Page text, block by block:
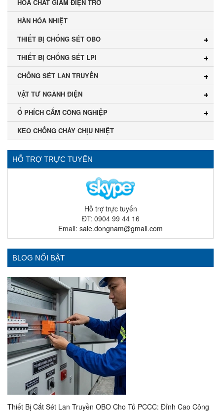
HÓA CHẤT GIẢM ĐIỆN TRỞ
HÀN HÓA NHIỆT
THIẾT BỊ CHỐNG SÉT OBO
THIẾT BỊ CHỐNG SÉT LPI
CHỐNG SÉT LAN TRUYỀN
VẬT TƯ NGÀNH ĐIỆN
Ổ PHÍCH CẮM CÔNG NGHIỆP
KEO CHỐNG CHÁY CHỊU NHIỆT
HỖ TRỢ TRỰC TUYẾN
Hỗ trợ trực tuyến
ĐT: 0904 99 44 16
Email: sale.dongnam@gmail.com
BLOG NỔI BẬT
Thiết Bị Cắt Sét Lan Truyền OBO Cho Tủ PCCC: Đỉnh Cao Công